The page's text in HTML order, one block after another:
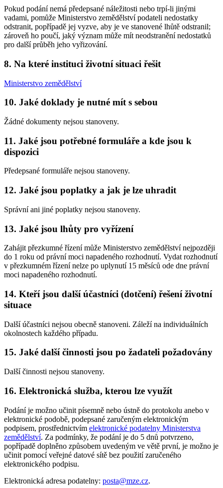
Pokud podání nemá předepsané náležitosti nebo trpí-li jinými
vadami, pomůže Ministerstvo zemědělství podateli nedostatky
odstranit, popřípadě jej vyzve, aby je ve stanovené lhůtě odstranil;
zároveň ho poučí, jaký význam může mít neodstranění nedostatků
pro další průběh jeho vyřizování.
8. Na které instituci životní situaci řešit
Ministerstvo zemědělství
10. Jaké doklady je nutné mít s sebou
Žádné dokumenty nejsou stanoveny.
11. Jaké jsou potřebné formuláře a kde jsou k
dispozici
Předepsané formuláře nejsou stanoveny.
12. Jaké jsou poplatky a jak je lze uhradit
Správní ani jiné poplatky nejsou stanoveny.
13. Jaké jsou lhůty pro vyřízení
Zahájit přezkumné řízení může Ministerstvo zemědělství nejpozději
do 1 roku od právní moci napadeného rozhodnutí. Vydat rozhodnutí
v přezkumném řízení nelze po uplynutí 15 měsíců ode dne právní
moci napadeného rozhodnutí.
14. Kteří jsou další účastníci (dotčení) řešení životní
situace
Další účastníci nejsou obecně stanoveni. Záleží na individuálních
okolnostech každého případu.
15. Jaké další činnosti jsou po žadateli požadovány
Další činnosti nejsou stanoveny.
16. Elektronická služba, kterou lze využít
Podání je možno učinit písemně nebo ústně do protokolu anebo v
elektronické podobě, podepsané zaručeným elektronickým
podpisem, prostřednictvím elektronické podatelny Ministerstva
zemědělství. Za podmínky, že podání je do 5 dnů potvrzeno,
popřípadě doplněno způsobem uvedeným ve větě první, je možno je
učinit pomocí veřejné datové sítě bez použití zaručeného
elektronického podpisu.
Elektronická adresa podatelny: posta@mze.cz.